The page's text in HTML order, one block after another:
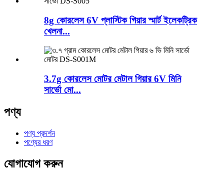
8g কোরলেস 6V প্লাস্টিক গিয়ার স্মার্ট ইলেকট্রিক
খেলনা...
3.7g কোরলেস মোটর মেটাল গিয়ার 6V মিনি
সার্ভো মো...
পণ্য
পণ্য প্রদর্শন
পণ্যের ধরণ
যোগাযোগ করুন